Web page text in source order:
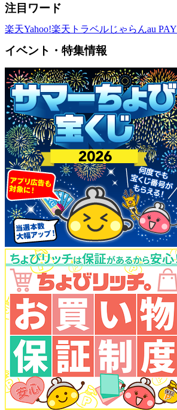
注目ワード
楽天Yahoo!楽天トラベルじゃらんau PAY
イベント・特集情報